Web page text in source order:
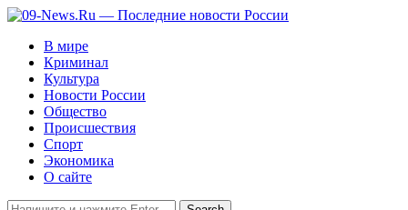
В мире
Криминал
Культура
Новости России
Общество
Происшествия
Спорт
Экономика
О сайте